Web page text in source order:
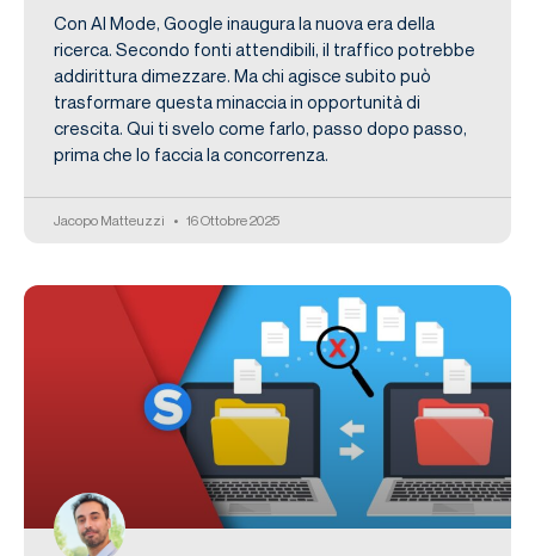
Con AI Mode, Google inaugura la nuova era della
ricerca. Secondo fonti attendibili, il traffico potrebbe
addirittura dimezzare. Ma chi agisce subito può
trasformare questa minaccia in opportunità di
crescita. Qui ti svelo come farlo, passo dopo passo,
prima che lo faccia la concorrenza.
Jacopo Matteuzzi 16 Ottobre 2025